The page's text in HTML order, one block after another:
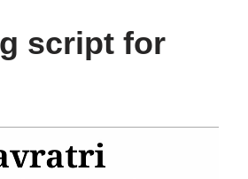
script for